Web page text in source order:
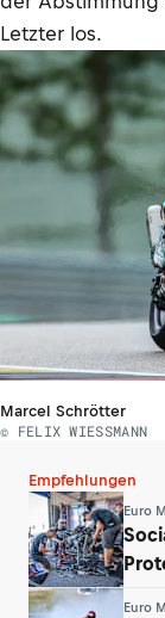
Letzter los.
Marcel Schrötter
© FELIX WIESSMANN
Empfehlungen
Euro
Euro